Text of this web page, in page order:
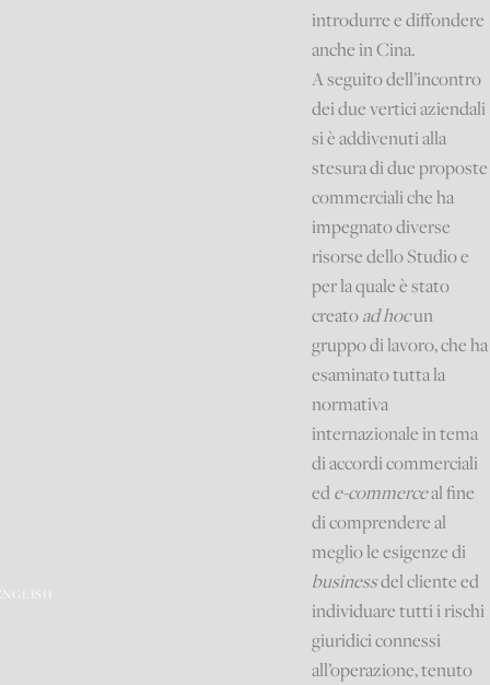
introdurre e diffondere
anche in Cina.
A seguito dell’incontro
dei due vertici aziendali
si è addivenuti alla
stesura di due proposte
commerciali che ha
impegnato diverse
risorse dello Studio e
per la quale è stato
creatoad hocun
gruppo di lavoro, che ha
esaminato tutta la
normativa
internazionale in tema
di accordi commerciali
ede-commerceal fine
di comprendere al
meglio le esigenze di
businessdel cliente ed
individuare tutti i rischi
giuridici connessi
all’operazione, tenuto